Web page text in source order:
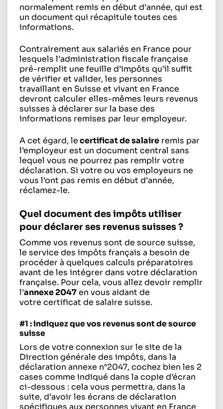
normalement remis en début d’année, qui est
un document qui récapitule toutes ces
informations.
Contrairement aux salariés en France pour
lesquels l’administration fiscale française
pré-remplit une feuille d’impôts qu’il suffit
de vérifier et valider, les personnes
travaillant en Suisse et vivant en France
devront calculer elles-mêmes leurs revenus
suisses à déclarer sur la base des
informations remises par leur employeur.
A cet égard, lecertificat de salaire remis par
l’employeur est un document central sans
lequel vous ne pourrez pas remplir votre
déclaration. Si votre ou vos employeurs ne
vous l’ont pas remis en début d’année,
réclamez-le.
Quel document des impôts utiliser
pour déclarer ses revenus suisses ?
Comme vos revenus sont de source suisse,
le service des impôts français a besoin de
procéder à quelques calculs préparatoires
avant de les intégrer dans votre déclaration
française. Pour cela, vous allez devoir remplir
l’annexe 2047en vous aidant de
votre certificat de salaire suisse.
#1 : indiquez que vos revenus sont de source
suisse
Lors de votre connexion sur le site de la
Direction générale des impôts, dans la
déclaration annexe n°2047, cochez bien les 2
cases comme indiqué dans la copie d’écran
ci-dessous : cela vous permettra, dans la
suite, d’avoir les écrans de déclaration
spécifiques aux personnes vivant en France